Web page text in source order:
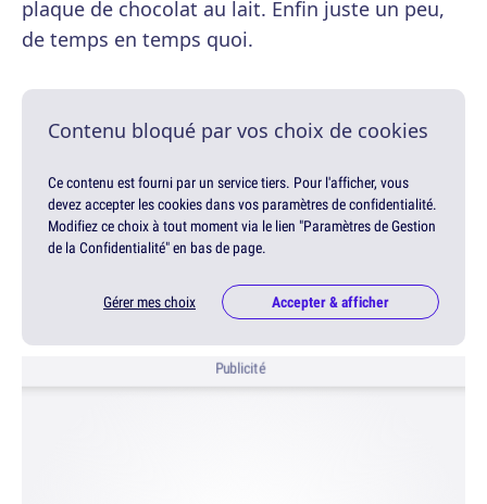
plaque de chocolat au lait. Enfin juste un peu,
de temps en temps quoi.
Contenu bloqué par vos choix de cookies
Ce contenu est fourni par un service tiers. Pour l'afficher, vous
devez accepter les cookies dans vos paramètres de confidentialité.
Modifiez ce choix à tout moment via le lien "Paramètres de Gestion
de la Confidentialité" en bas de page.
Gérer mes choix Accepter & afficher
Publicité